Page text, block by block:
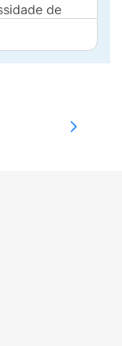
de
A fórmula
abrir
61
ao
já a